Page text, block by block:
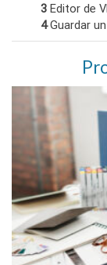
3 Editor de
4Guardar